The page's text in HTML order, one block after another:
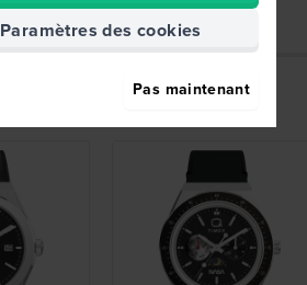
Paramètres des cookies
Pas maintenant